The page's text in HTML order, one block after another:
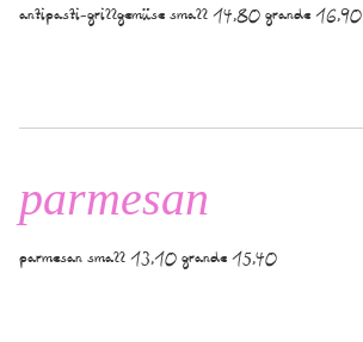
antipasti-grillgemüse small 14,80 grande 16,90
parmesan
parmesan small 13,10 grande 15,40